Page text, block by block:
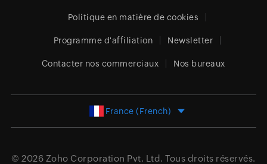
Politique en matière de cookies
Programme d'affiliation Newsletter
Contacter nos commerciaux Nos bureaux
France (French)
© 2026 Zoho Corporation Pvt. Ltd. Tous droits réservés.